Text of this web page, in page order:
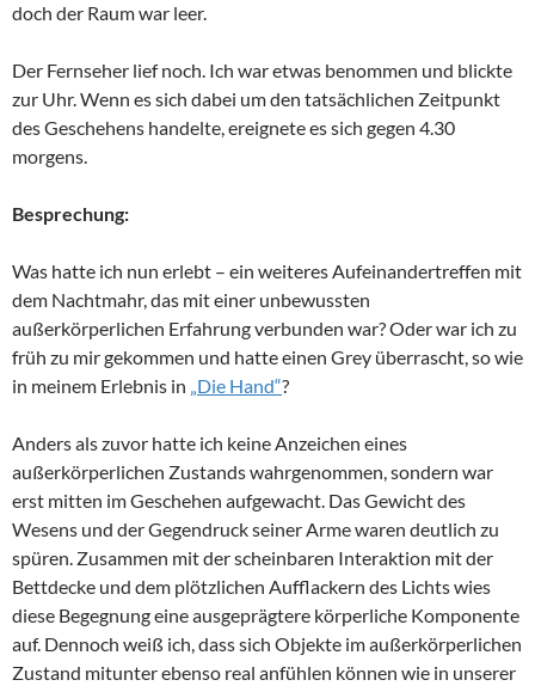
doch der Raum war leer.
Der Fernseher lief noch. Ich war etwas benommen und blickte
zur Uhr. Wenn es sich dabei um den tatsächlichen Zeitpunkt
des Geschehens handelte, ereignete es sich gegen 4.30
morgens.
Besprechung:
Was hatte ich nun erlebt – ein weiteres Aufeinandertreffen mit
dem Nachtmahr, das mit einer unbewussten
außerkörperlichen Erfahrung verbunden war? Oder war ich zu
früh zu mir gekommen und hatte einen Grey überrascht, so wie
in meinem Erlebnis in „Die Hand“?
Anders als zuvor hatte ich keine Anzeichen eines
außerkörperlichen Zustands wahrgenommen, sondern war
erst mitten im Geschehen aufgewacht. Das Gewicht des
Wesens und der Gegendruck seiner Arme waren deutlich zu
spüren. Zusammen mit der scheinbaren Interaktion mit der
Bettdecke und dem plötzlichen Aufflackern des Lichts wies
diese Begegnung eine ausgeprägtere körperliche Komponente
auf. Dennoch weiß ich, dass sich Objekte im außerkörperlichen
Zustand mitunter ebenso real anfühlen können wie in unserer